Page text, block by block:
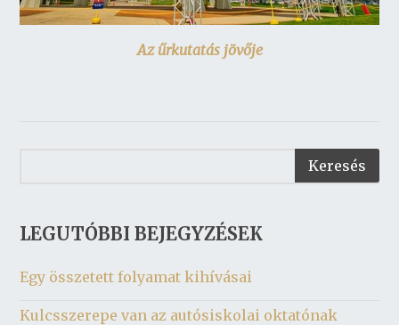
Az űrkutatás jövője
LEGUTÓBBI BEJEGYZÉSEK
Egy összetett folyamat kihívásai
Kulcsszerepe van az autósiskolai oktatónak